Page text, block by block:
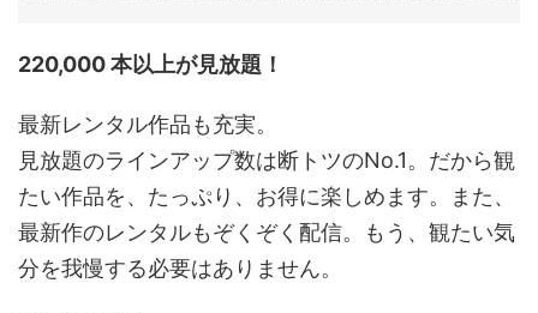
220,000 本以上が見放題！
最新レンタル作品も充実。
見放題のラインアップ数は断トツのNo.1。だから観
たい作品を、たっぷり、お得に楽しめます。また、
最新作のレンタルもぞくぞく配信。もう、観たい気
分を我慢する必要はありません。